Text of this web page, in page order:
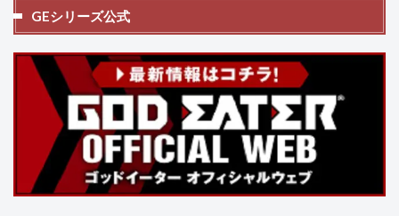
GEシリーズ公式